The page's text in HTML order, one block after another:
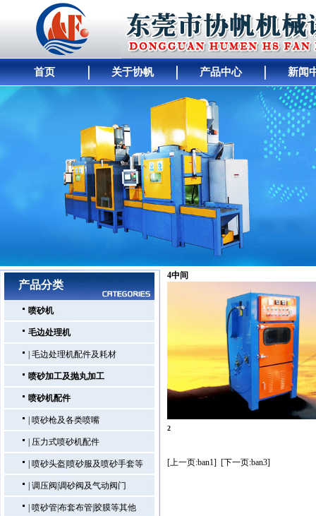
首页 关于协帆 产品中心 新闻
网站首页｜公司简介｜产品展示｜ 供求商机
产品分类
喷砂机
毛边处理机
毛边处理机配件及耗材
喷砂加工及抛丸加工
喷砂机配件
喷砂枪及各类喷嘴
压力式喷砂机配件
喷砂头盔|喷砂服及喷砂手套等
调压阀|调砂阀及气动阀门
喷砂管|布套布管|胶膜等其他
4中间
2
[上一页:ban1] [下一页:ban3]